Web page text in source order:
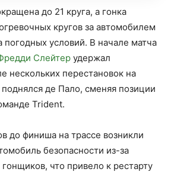
до 21 круга, а гонка
кругов за автомобилем
погодных условий. В начале матча
Слейтер удержал
нескольких перестановок на
де Пало, сменяя позиции
Trident.
до финиша на трассе возникли
безопасности из-за
что привело к рестарту